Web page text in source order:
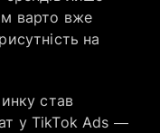
варто вже
на
став
у TikTok Ads —